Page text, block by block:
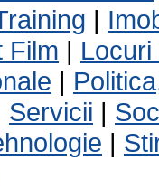
|
Film |
|
Servicii |
|